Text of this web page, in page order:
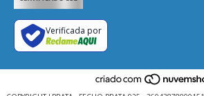
Verificada por